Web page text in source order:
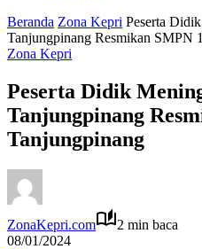
Beranda Zona Kepri Peserta
Tanjungpinang Resmikan SMPN
Zona Kepri
Peserta Didik
Tanjungpinang
Tanjungpinang
ZonaKepri.com
2 min baca
08/01/2024